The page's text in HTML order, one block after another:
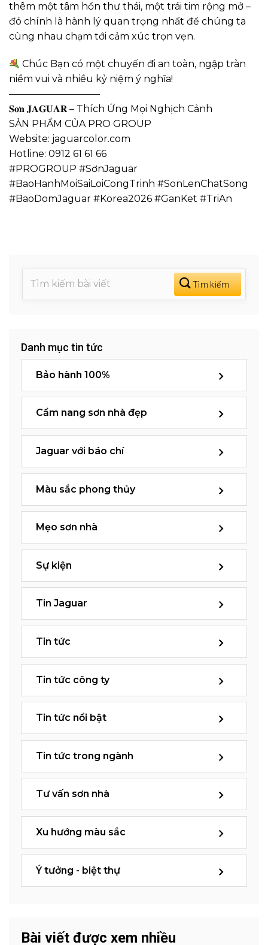
thêm một tâm hồn thư thái, một trái tim rộng mở –
đó chính là hành lý quan trọng nhất để chúng ta
cùng nhau chạm tới cảm xúc trọn vẹn.
Chúc Bạn có một chuyến đi an toàn, ngập tràn
niềm vui và nhiều kỷ niệm ý nghĩa!
—————————–
𝐒𝐨̛𝐧 𝐉𝐀𝐆𝐔𝐀𝐑 – Thích Ứng Mọi Nghịch Cảnh
SẢN PHẨM CỦA PRO GROUP
Website: jaguarcolor.com
Hotline: 0912 61 61 66
#PROGROUP #SơnJaguar
#BaoHanhMoiSaiLoiCongTrinh #SonLenChatSong
#BaoDomJaguar #Korea2026 #GanKet #TriAn
Danh mục tin tức
Bảo hành 100%
Cẩm nang sơn nhà đẹp
Jaguar với báo chí
Màu sắc phong thủy
Mẹo sơn nhà
Sự kiện
Tin Jaguar
Tin tức
Tin tức công ty
Tin tức nổi bật
Tin tức trong ngành
Tư vấn sơn nhà
Xu hướng màu sắc
Ý tưởng - biệt thự
Bài viết được xem nhiều